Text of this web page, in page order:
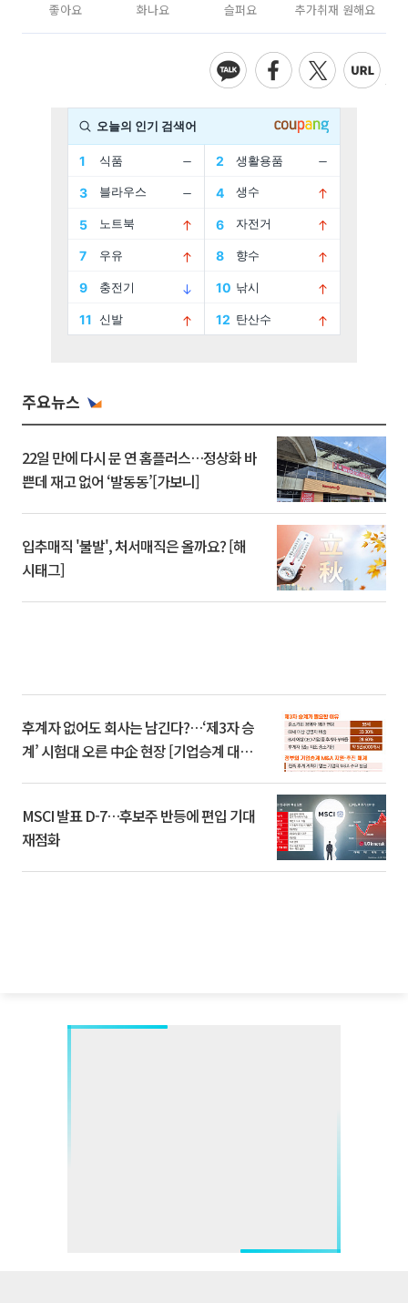
좋아요 화나요 슬퍼요 추가취재 원해요
주요뉴스
22일 만에 다시 문 연 홈플러스…정상화 바
쁜데 재고 없어 ‘발동동’[가보니]
입추매직 '불발', 처서매직은 올까요? [해
시태그]
후계자 없어도 회사는 남긴다?…‘제3자 승
계’ 시험대 오른 中企 현장 [기업승계 대전
MSCI 발표 D-7…후보주 반등에 편입 기대
재점화